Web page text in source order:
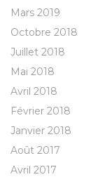
Mars 2019
Octobre 2018
Juillet 2018
Mai 2018
Avril 2018
Février 2018
Janvier 2018
Août 2017
Avril 2017